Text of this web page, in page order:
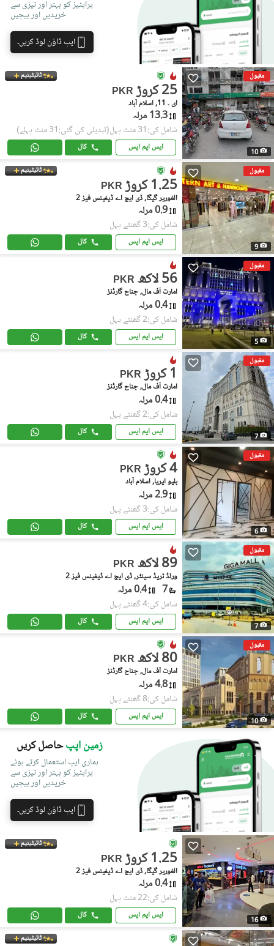
پراپٹیز کو بہتر اور تیزی سے
خریدیں اور بیچیں
ایپ ڈاؤن لوڈ کریں۔
مقبول
10
ٹائیٹینیم
PKR 25 کروڑ
ای ۔ 11, اسلام آباد
13.3 مرلہ
شامل کی:31 منٹ پہل (تبدیلی کی گئی:31 منٹ پہلے)
ایس ایم ایس کال
مقبول
9
ٹائیٹینیم
PKR 1.25 کروڑ
الغوریر گیگا, ڈی ایچ اے ڈیفینس فیز 2
0.9 مرلہ
شامل کی:3 گھنٹے پہل
ایس ایم ایس کال
مقبول
5
PKR 56 لاکھ
امارت آف مال, جناح گارڈنز
0.4 مرلہ
شامل کی:2 گھنٹے پہل
ایس ایم ایس کال
مقبول
7
PKR 1 کروڑ
امارت آف مال, جناح گارڈنز
0.4 مرلہ
شامل کی:2 گھنٹے پہل
ایس ایم ایس کال
مقبول
6
PKR 4 کروڑ
بلیو ایریا, اسلام آباد
2.9 مرلہ
شامل کی:3 گھنٹے پہل
ایس ایم ایس کال
مقبول
7
PKR 89 لاکھ
ورلڈ ٹریڈ سینٹر, ڈی ایچ اے ڈیفینس فیز 2
7 0.4 مرلہ
شامل کی:4 گھنٹے پہل
ایس ایم ایس کال
مقبول
10
PKR 80 لاکھ
امارت آف مال, جناح گارڈنز
4.8 مرلہ
شامل کی:8 گھنٹے پہل
ایس ایم ایس کال
زمین اپپحاصل کریں
ہماری ایپ استعمال کرتے ہوئے
پراپٹیز کو بہتر اور تیزی سے
خریدیں اور بیچیں
ایپ ڈاؤن لوڈ کریں۔
16
ٹائیٹینیم
PKR 1.25 کروڑ
الغوریر گیگا, ڈی ایچ اے ڈیفینس فیز 2
0.4 مرلہ
شامل کی:22 منٹ پہل
ایس ایم ایس کال
ٹائیٹینیم